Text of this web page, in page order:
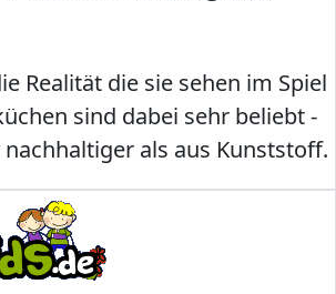
Realität die sie sehen im Spiel
sind dabei sehr beliebt -
als aus Kunststoff.